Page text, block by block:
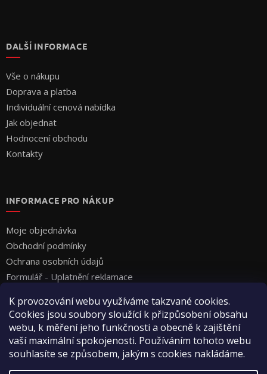
K provozování webu využíváme takzvané cookies.
Cookies jsou soubory sloužící k přizpůsobení obsahu
webu, k měření jeho funkčnosti a obecně k zajištění
vaší maximální spokojenosti. Používáním tohoto webu
souhlasíte se způsobem, jakým s cookies nakládáme.
DALŠÍ INFORMACE
Vše o nákupu
Doprava a platba
Individuální cenová nabídka
Jak objednat
Hodnocení obchodu
Kontakty
INFORMACE PRO NÁKUP
Moje objednávka
Obchodní podmínky
Ochrana osobních údajů
Formulář - Uplatnění reklamace